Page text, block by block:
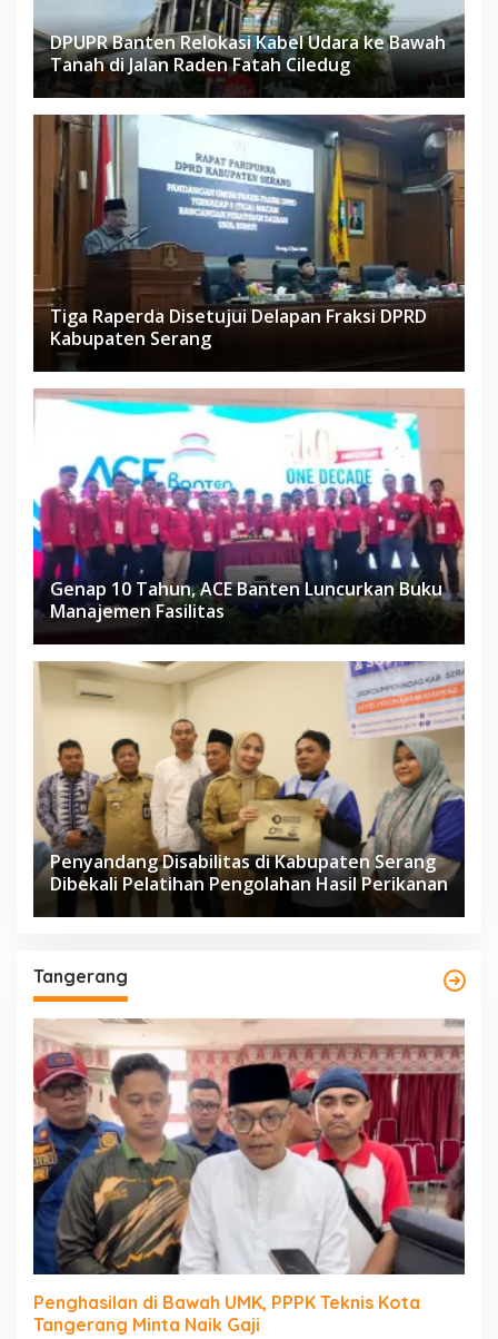
DPUPR Banten Relokasi Kabel Udara ke Bawah
Tanah di Jalan Raden Fatah Ciledug
Tiga Raperda Disetujui Delapan Fraksi DPRD
Kabupaten Serang
Genap 10 Tahun, ACE Banten Luncurkan Buku
Manajemen Fasilitas
Penyandang Disabilitas di Kabupaten Serang
Dibekali Pelatihan Pengolahan Hasil Perikanan
Tangerang
Penghasilan di Bawah UMK, PPPK Teknis Kota
Tangerang Minta Naik Gaji